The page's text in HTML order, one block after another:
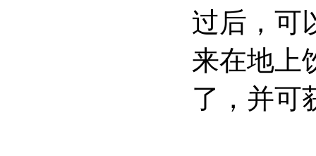
过后，可
来在地上
了，并可